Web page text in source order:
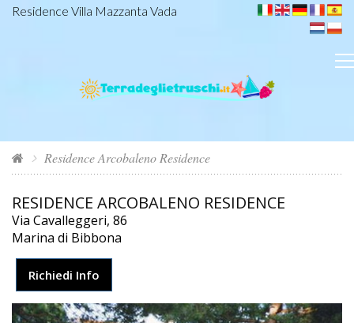
Residence Villa Mazzanta Vada
Residence Arcobaleno Residence
RESIDENCE ARCOBALENO RESIDENCE
Via Cavalleggeri, 86
Marina di Bibbona
Richiedi Info